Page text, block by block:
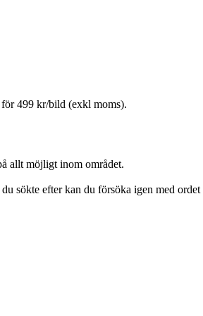
499 kr/bild (exkl moms).
allt möjligt inom området.
sökte efter kan du försöka igen med